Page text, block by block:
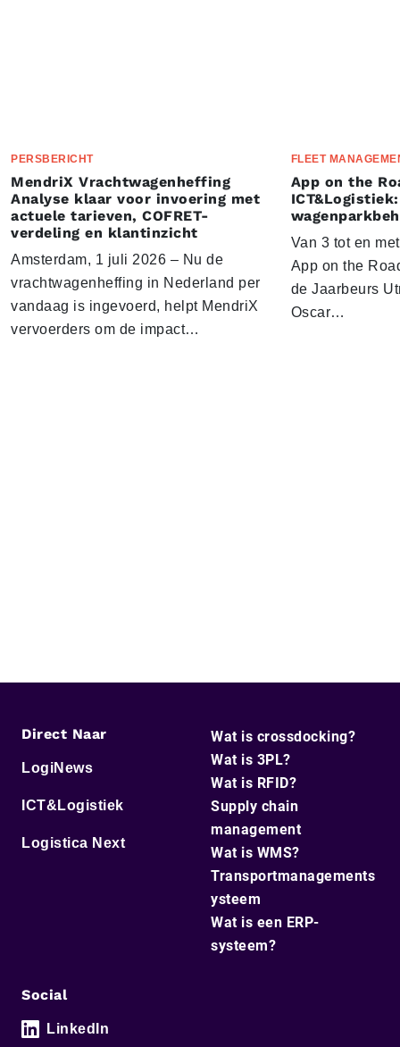
PERSBERICHT
MendriX Vrachtwagenheffing
Analyse klaar voor invoering met
actuele tarieven, COFRET-
verdeling en klantinzicht
Amsterdam, 1 juli 2026 – Nu de
vrachtwagenheffing in Nederland per
vandaag is ingevoerd, helpt MendriX
vervoerders om de impact…
FLEET
App on the
Van 3 tot en
App on the
de Jaarbeurs
Oscar…
Direct Naar
LogiNews
ICT&Logistiek
Logistica Next
Wat is crossdocking?
Wat is 3PL?
Wat is RFID?
Supply chain
management
Wat is WMS?
Transportmanagements
ysteem
Wat is een ERP-
systeem?
Social
LinkedIn